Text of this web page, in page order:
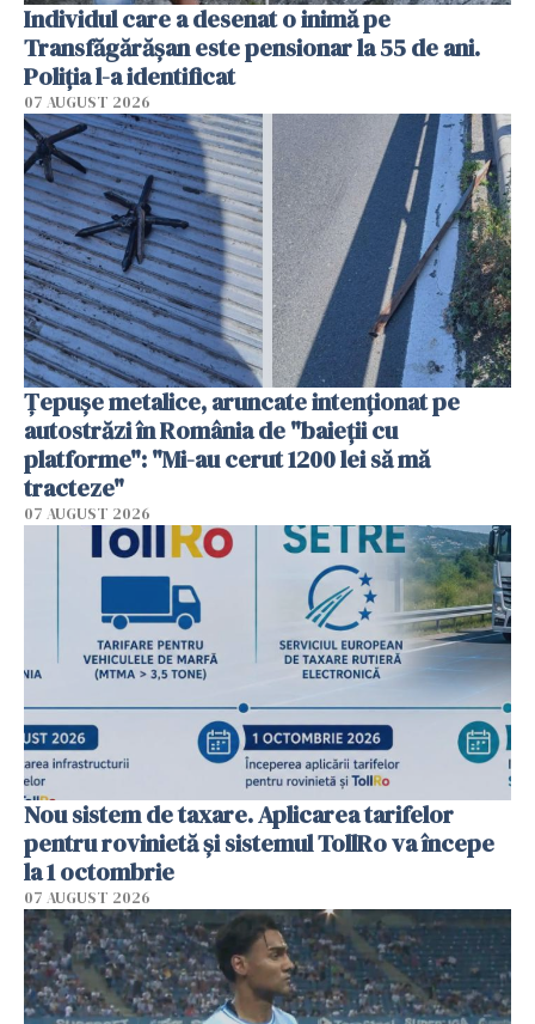
Individul care a desenat o inimă pe
Transfăgărășan este pensionar la 55 de ani.
Poliția l-a identificat
07 AUGUST 2026
Țepușe metalice, aruncate intenționat pe
autostrăzi în România de "baieții cu
platforme": "Mi-au cerut 1200 lei să mă
tracteze"
07 AUGUST 2026
Nou sistem de taxare. Aplicarea tarifelor
pentru rovinietă şi sistemul TollRo va începe
la 1 octombrie
07 AUGUST 2026